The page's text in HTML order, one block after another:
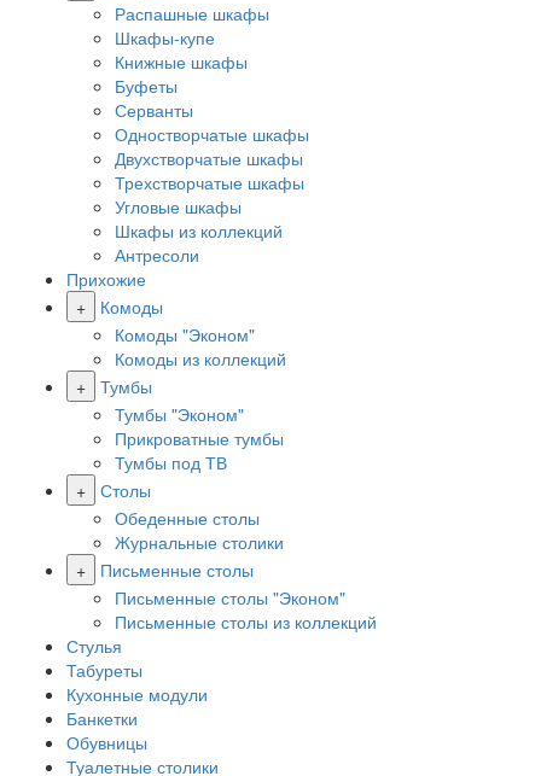
Распашные шкафы
Шкафы-купе
Книжные шкафы
Буфеты
Серванты
Одностворчатые шкафы
Двухстворчатые шкафы
Трехстворчатые шкафы
Угловые шкафы
Шкафы из коллекций
Антресоли
Прихожие
+
Комоды
Комоды "Эконом"
Комоды из коллекций
+ Тумбы
Тумбы "Эконом"
Прикроватные тумбы
Тумбы под ТВ
+ Столы
Обеденные столы
Журнальные столики
+
Письменные столы
Письменные столы "Эконом"
Письменные столы из коллекций
Стулья
Табуреты
Кухонные модули
Банкетки
Обувницы
Туалетные столики